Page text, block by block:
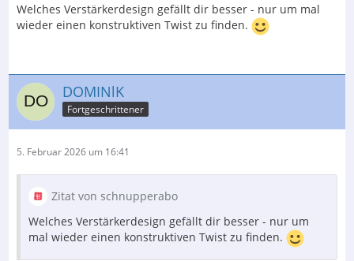
Welches Verstärkerdesign gefällt dir besser - nur um mal
wieder einen konstruktiven Twist zu finden.
DOMINlK
Fortgeschrittener
5. Februar 2026 um 16:41
Zitat von schnupperabo
Welches Verstärkerdesign gefällt dir besser - nur um
mal wieder einen konstruktiven Twist zu finden.